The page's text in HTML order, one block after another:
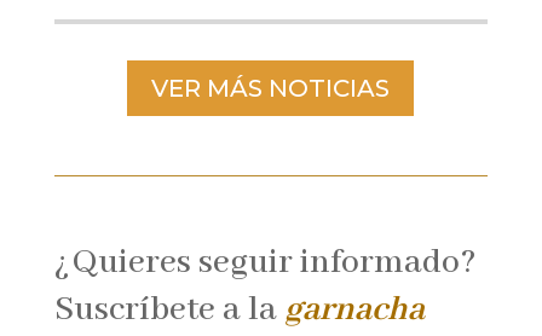
VER MÁS NOTICIAS
¿Quieres seguir informado?
Suscríbete a la garnacha